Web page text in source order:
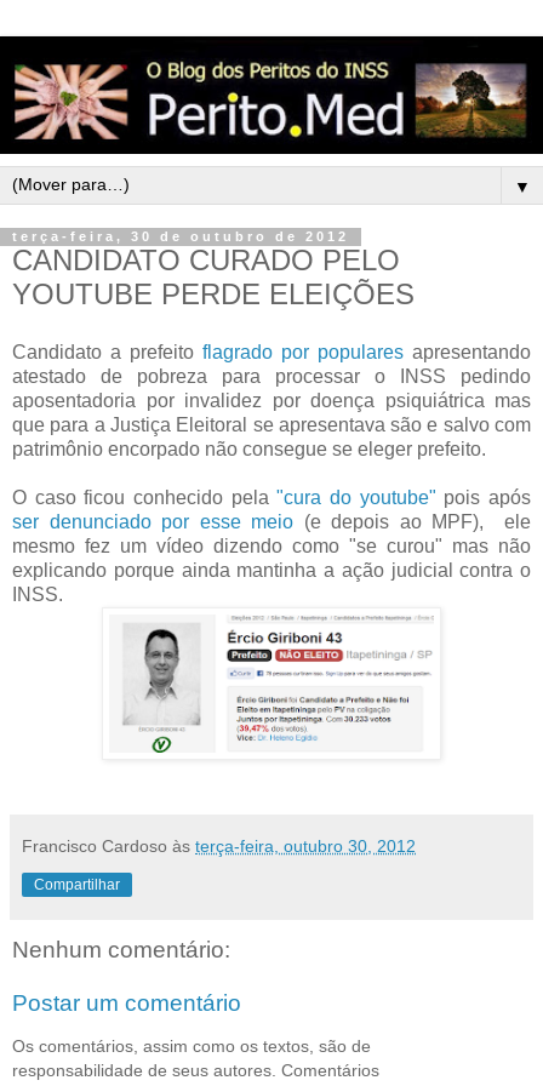
▼
terça-feira, 30 de outubro de 2012
CANDIDATO CURADO PELO
YOUTUBE PERDE ELEIÇÕES
Candidato a prefeito flagrado por populares apresentando
atestado de pobreza para processar o INSS pedindo
aposentadoria por invalidez por doença psiquiátrica mas
que para a Justiça Eleitoral se apresentava são e salvo com
patrimônio encorpado não consegue se eleger prefeito.
O caso ficou conhecido pela"cura do youtube" pois após
ser denunciado por esse meio (e depois ao MPF), ele
mesmo fez um vídeo dizendo como "se curou" mas não
explicando porque ainda mantinha a ação judicial contra o
INSS.
Francisco Cardoso às terça-feira, outubro 30, 2012
Compartilhar
Nenhum comentário:
Postar um comentário
Os comentários, assim como os textos, são de
responsabilidade de seus autores. Comentários